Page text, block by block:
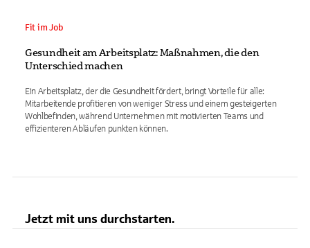
Fit im Job
Gesundheit am Arbeitsplatz: Maßnahmen, die den
Unterschied machen
Ein Arbeitsplatz, der die Gesundheit fördert, bringt Vorteile für alle:
Mitarbeitende profitieren von weniger Stress und einem gesteigerten
Wohlbefinden, während Unternehmen mit motivierten Teams und
effizienteren Abläufen punkten können.
Jetzt mit uns durchstarten.